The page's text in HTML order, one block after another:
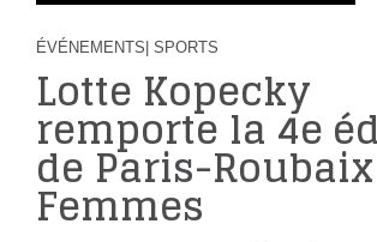
ÉVÉNEMENTS | SPORTS
Lotte Kopecky
remporte la 4e
de Paris-Roubaix
Femmes